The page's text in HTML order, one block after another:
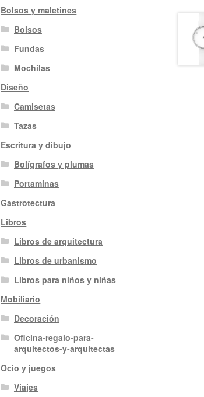
Bolsos y maletines
Bolsos
Fundas
Mochilas
Diseño
Camisetas
Tazas
Escritura y dibujo
Bolígrafos y plumas
Portaminas
Gastrotectura
Libros
Libros de arquitectura
Libros de urbanismo
Libros para niños y niñas
Mobiliario
Decoración
Oficina-regalo-para-
arquitectos-y-arquitectas
Ocio y juegos
Viajes